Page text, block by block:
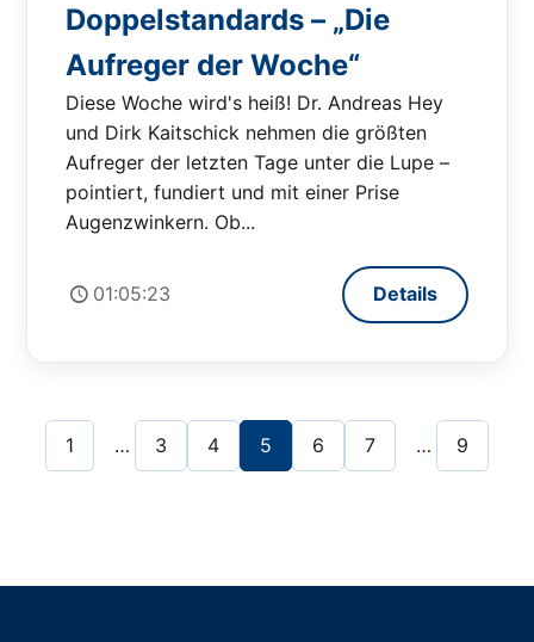
Doppelstandards – „Die
Aufreger der Woche“
Diese Woche wird's heiß! Dr. Andreas Hey
und Dirk Kaitschick nehmen die größten
Aufreger der letzten Tage unter die Lupe –
pointiert, fundiert und mit einer Prise
Augenzwinkern. Ob...
01:05:23 Details
1 … 3 4 5 6 7 … 9